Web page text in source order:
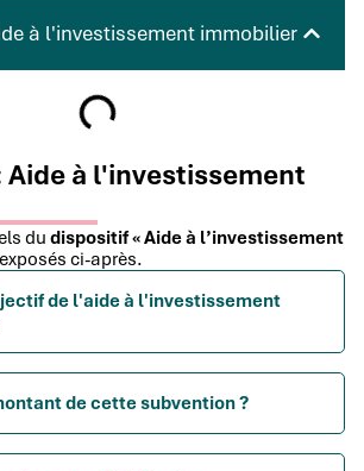
à l'investissement immobilier
Aide à l'investissement
du dispositif « Aide à l’investissement
ci-après.
de l'aide à l'investissement
de cette subvention ?